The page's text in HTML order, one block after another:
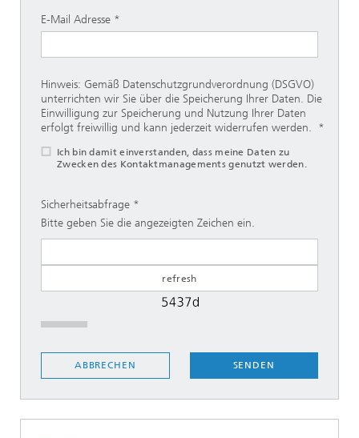
E-Mail Adresse
Hinweis: Gemäß Datenschutzgrundverordnung (DSGVO)
unterrichten wir Sie über die Speicherung Ihrer Daten. Die
Einwilligung zur Speicherung und Nutzung Ihrer Daten
erfolgt freiwillig und kann jederzeit widerrufen werden.
Ich bin damit einverstanden, dass meine Daten zu
Zwecken des Kontaktmanagements genutzt werden.
Sicherheitsabfrage
Bitte geben Sie die angezeigten Zeichen ein.
SENDEN
ABBRECHEN